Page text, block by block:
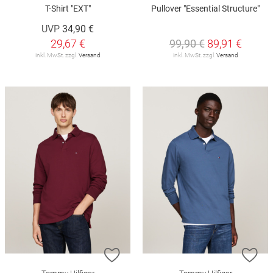
T-Shirt "EXT"
UVP 34,90 €
29,67 €
inkl. MwSt. zzgl. Versand
Pullover "Essential Structure"
99,90 € 89,91 €
inkl. MwSt. zzgl. Versand
ZUR WUNSCHLISTE HINZUFÜGEN